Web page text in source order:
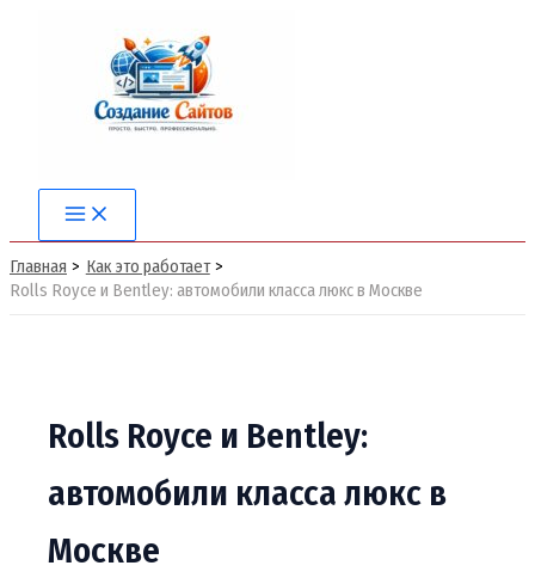
содержимому
Main
Menu
Главная
Как это работает
Rolls Royce и Bentley: автомобили класса люкс в Москве
Rolls Royce и Bentley:
автомобили класса люкс в
Москве